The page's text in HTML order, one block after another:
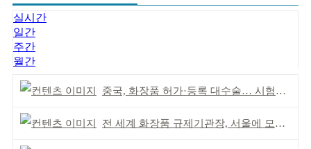
실시간
일간
주간
월간
중국, 화장품 허가·등록 대수술… 시험자료 공용 허용
전 세계 화장품 규제기관장, 서울에 모인다